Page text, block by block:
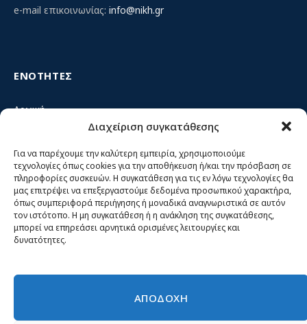
Διαχείριση συγκατάθεσης
Για να παρέχουμε την καλύτερη εμπειρία, χρησιμοποιούμε
τεχνολογίες όπως cookies για την αποθήκευση ή/και την πρόσβαση σε
πληροφορίες συσκευών. Η συγκατάθεση για τις εν λόγω τεχνολογίες θα
μας επιτρέψει να επεξεργαστούμε δεδομένα προσωπικού χαρακτήρα,
όπως συμπεριφορά περιήγησης ή μοναδικά αναγνωριστικά σε αυτόν
τον ιστότοπο. Η μη συγκατάθεση ή η ανάκληση της συγκατάθεσης,
μπορεί να επηρεάσει αρνητικά ορισμένες λειτουργίες και
δυνατότητες.
ΑΠΟΔΟΧΗ
e-mail επικοινωνίας: info@nikh.gr
ΕΝΟΤΗΤΕΣ
Αρχική
Κίνημα ΝΙΚΗ – Ποιοι είμαστε, αρχές & δράση
Θέσεις
Πρόσωπα
Όργανα και ομάδες
Βίντεο
Δελτία Τύπου